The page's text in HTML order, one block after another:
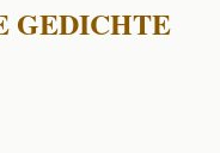
GEDICHTE